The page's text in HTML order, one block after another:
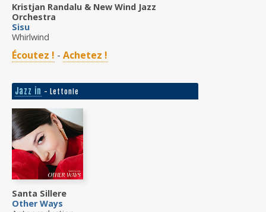
Kristjan Randalu & New Wind Jazz
Orchestra
Sisu
Whirlwind
Écoutez ! - Achetez !
Jazz in - Lettonie
Santa Sillere
Other Ways